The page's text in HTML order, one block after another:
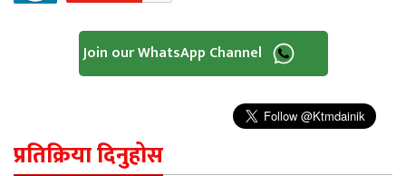
Join our WhatsApp Channel
प्रतिक्रिया दिनुहोस